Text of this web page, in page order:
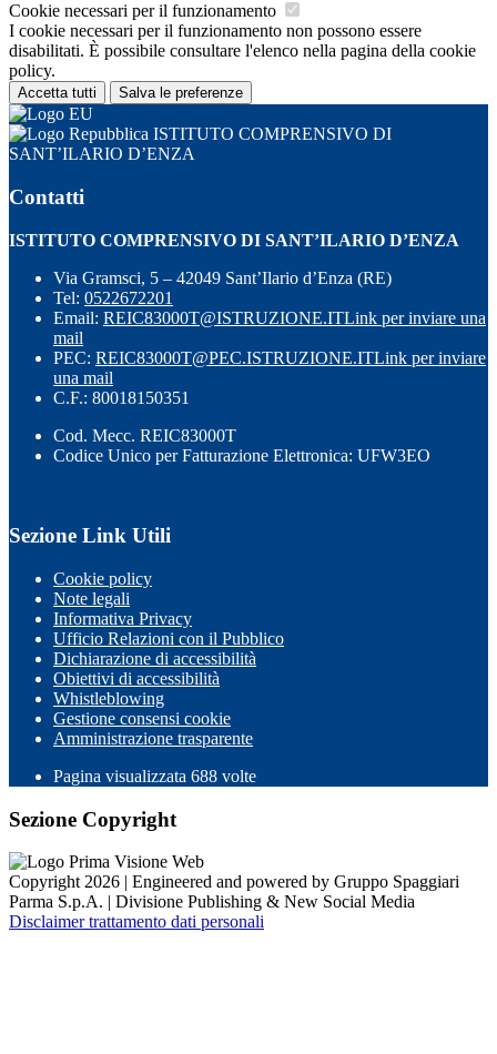
Cookie necessari per il funzionamento
I cookie necessari per il funzionamento non possono essere
disabilitati. È possibile consultare l'elenco nella pagina della cookie
policy.
Accetta tutti Salva le preferenze
ISTITUTO COMPRENSIVO DI
SANT’ILARIO D’ENZA
Contatti
ISTITUTO COMPRENSIVO DI SANT’ILARIO D’ENZA
Via Gramsci, 5 – 42049 Sant’Ilario d’Enza (RE)
Tel: 0522672201
Email: REIC83000T@ISTRUZIONE.ITLink per inviare una
mail
PEC: REIC83000T@PEC.ISTRUZIONE.ITLink per inviare
una mail
C.F.: 80018150351
Cod. Mecc. REIC83000T
Codice Unico per Fatturazione Elettronica: UFW3EO
Sezione Link Utili
Cookie policy
Note legali
Informativa Privacy
Ufficio Relazioni con il Pubblico
Dichiarazione di accessibilità
Obiettivi di accessibilità
Whistleblowing
Gestione consensi cookie
Amministrazione trasparente
Pagina visualizzata 688 volte
Sezione Copyright
Copyright 2026 | Engineered and powered by Gruppo Spaggiari
Parma S.p.A. | Divisione Publishing & New Social Media
Disclaimer trattamento dati personali